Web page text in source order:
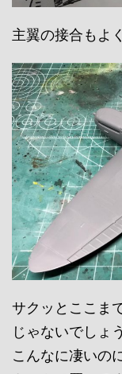
主翼の接合もよ
サクッとここま
じゃないでしょ
こんなに凄いの